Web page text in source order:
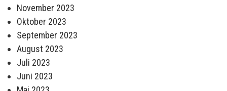
November 2023
Oktober 2023
September 2023
August 2023
Juli 2023
Juni 2023